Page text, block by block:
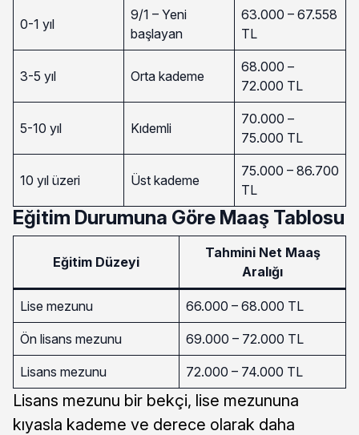
0-1 yıl
9/1 – Yeni
başlayan
63.000 – 67.558
TL
3-5 yıl Orta kademe
68.000 –
72.000 TL
5-10 yıl Kıdemli
70.000 –
75.000 TL
10 yıl üzeri Üst kademe
75.000 – 86.700
TL
Eğitim Durumuna Göre Maaş Tablosu
Eğitim Düzeyi
Tahmini Net Maaş
Aralığı
Lise mezunu 66.000 – 68.000 TL
Ön lisans mezunu 69.000 – 72.000 TL
Lisans mezunu 72.000 – 74.000 TL
Lisans mezunu bir bekçi, lise mezununa
kıyasla kademe ve derece olarak daha